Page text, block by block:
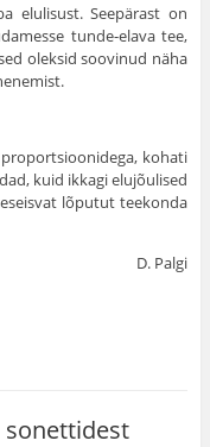
elulisust. Seepärast on
tunde-elava tee,
oleksid soovinud näha
kohati
kuid ikkagi elujõulised
lõputut teekonda
D. Palgi
sonettidest